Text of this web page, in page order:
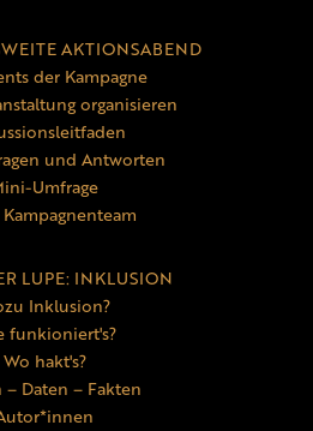
AKTIONSABEND
der Kampagne
organisieren
und Antworten
Umfrage
LUPE: INKLUSION
Inklusion?
funkioniert's?
Wo hakt's?
– Daten – Fakten